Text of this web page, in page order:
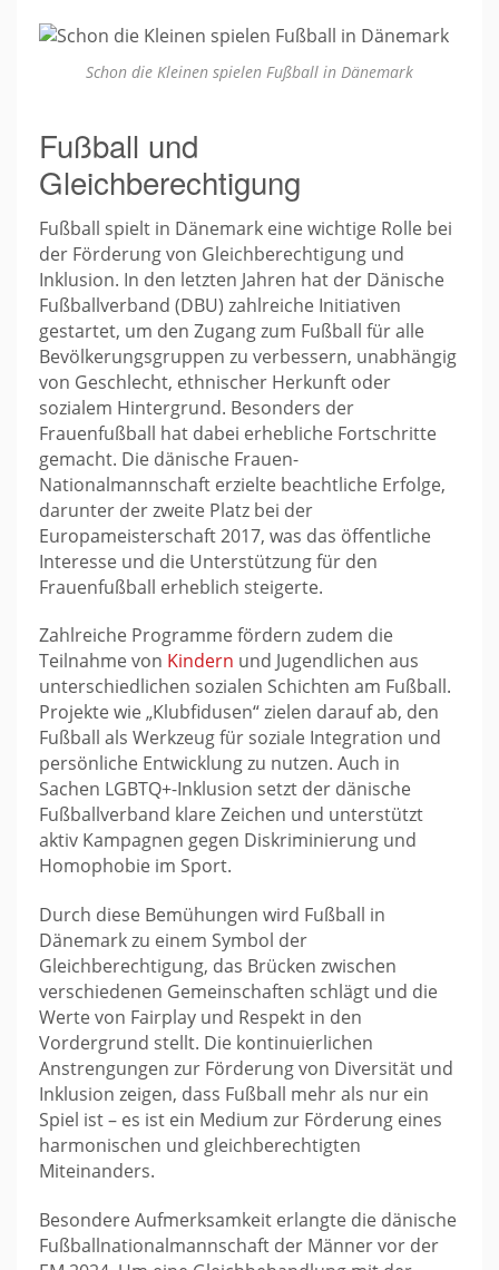
Schon die Kleinen spielen Fußball in Dänemark
Fußball und
Gleichberechtigung
Fußball spielt in Dänemark eine wichtige Rolle bei
der Förderung von Gleichberechtigung und
Inklusion. In den letzten Jahren hat der Dänische
Fußballverband (DBU) zahlreiche Initiativen
gestartet, um den Zugang zum Fußball für alle
Bevölkerungsgruppen zu verbessern, unabhängig
von Geschlecht, ethnischer Herkunft oder
sozialem Hintergrund. Besonders der
Frauenfußball hat dabei erhebliche Fortschritte
gemacht. Die dänische Frauen-
Nationalmannschaft erzielte beachtliche Erfolge,
darunter der zweite Platz bei der
Europameisterschaft 2017, was das öffentliche
Interesse und die Unterstützung für den
Frauenfußball erheblich steigerte.
Zahlreiche Programme fördern zudem die
Teilnahme von Kindern und Jugendlichen aus
unterschiedlichen sozialen Schichten am Fußball.
Projekte wie „Klubfidusen“ zielen darauf ab, den
Fußball als Werkzeug für soziale Integration und
persönliche Entwicklung zu nutzen. Auch in
Sachen LGBTQ+-Inklusion setzt der dänische
Fußballverband klare Zeichen und unterstützt
aktiv Kampagnen gegen Diskriminierung und
Homophobie im Sport.
Durch diese Bemühungen wird Fußball in
Dänemark zu einem Symbol der
Gleichberechtigung, das Brücken zwischen
verschiedenen Gemeinschaften schlägt und die
Werte von Fairplay und Respekt in den
Vordergrund stellt. Die kontinuierlichen
Anstrengungen zur Förderung von Diversität und
Inklusion zeigen, dass Fußball mehr als nur ein
Spiel ist – es ist ein Medium zur Förderung eines
harmonischen und gleichberechtigten
Miteinanders.
Besondere Aufmerksamkeit erlangte die dänische
Fußballnationalmannschaft der Männer vor der